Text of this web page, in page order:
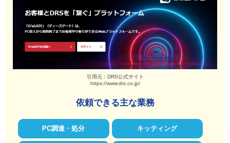
引用元：DRS公式サイト
https://www.drs.co.jp/
依頼できる主な業務
PC調達・処分 キッティング